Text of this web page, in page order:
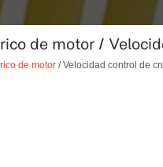
de motor /
de motor/ Velocidad control de